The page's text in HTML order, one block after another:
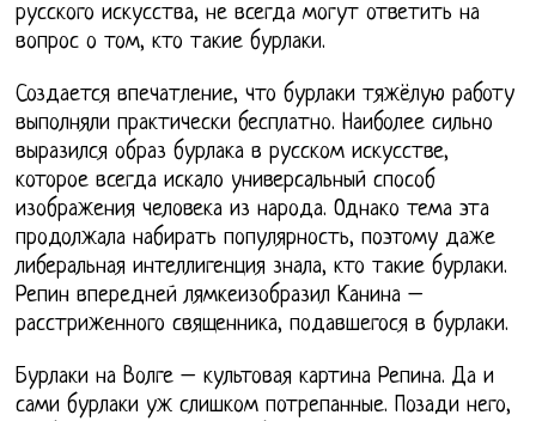
русского искусства, не всегда могут ответить на
вопрос о том, кто такие бурлаки.
Создается впечатление, что бурлаки тяжёлую работу
выполняли практически бесплатно. Наиболее сильно
выразился образ бурлака в русском искусстве,
которое всегда искало универсальный способ
изображения человека из народа. Однако тема эта
продолжала набирать популярность, поэтому даже
либеральная интеллигенция знала, кто такие бурлаки.
Репин впередней лямкеизобразил Канина –
расстриженного священника, подавшегося в бурлаки.
Бурлаки на Волге – культовая картина Репина. Да и
сами бурлаки уж слишком потрепанные. Позади него,